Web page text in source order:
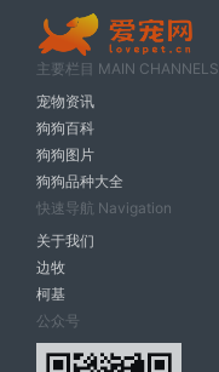
主要栏目 MAIN CHANNELS
宠物资讯
狗狗百科
狗狗图片
狗狗品种大全
快速导航 Navigation
关于我们
边牧
柯基
公众号